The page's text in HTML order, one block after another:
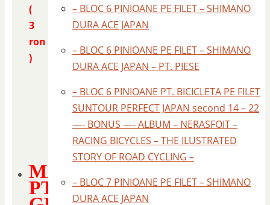
(
3
ron
)
MANSOANE
PT
– BLOC 6 PINIOANE PE FILET – SHIMANO
DURA ACE JAPAN
– BLOC 6 PINIOANE PE FILET – SHIMANO
DURA ACE JAPAN – PT. PIESE
– BLOC 6 PINIOANE PT. BICICLETA PE FILET
SUNTOUR PERFECT JAPAN second 14 – 22
—- BONUS —- ALBUM – NERASFOIT –
RACING BICYCLES – THE ILUSTRATED
STORY OF ROAD CYCLING –
– BLOC 7 PINIOANE PE FILET – SHIMANO
DURA ACE JAPAN